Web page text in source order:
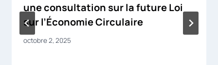
une consultation sur la future Loi
sur l’Économie Circulaire
octobre 2, 2025